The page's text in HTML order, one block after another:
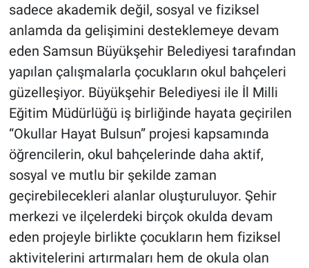
sadece akademik değil, sosyal ve fiziksel
anlamda da gelişimini desteklemeye devam
eden Samsun Büyükşehir Belediyesi tarafından
yapılan çalışmalarla çocukların okul bahçeleri
güzelleşiyor. Büyükşehir Belediyesi ile İl Milli
Eğitim Müdürlüğü iş birliğinde hayata geçirilen
“Okullar Hayat Bulsun” projesi kapsamında
öğrencilerin, okul bahçelerinde daha aktif,
sosyal ve mutlu bir şekilde zaman
geçirebilecekleri alanlar oluşturuluyor. Şehir
merkezi ve ilçelerdeki birçok okulda devam
eden projeyle birlikte çocukların hem fiziksel
aktivitelerini artırmaları hem de okula olan